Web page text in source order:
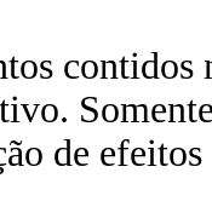
contidos
de